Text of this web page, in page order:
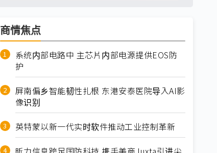
商情焦点
系统内部电路中 主芯片内部电源提供EOS防
护
屏南偏乡智能韧性扎根 东港安泰医院导入AI影
像识别
英特蒙以新一代实时软件推动工业控制革新